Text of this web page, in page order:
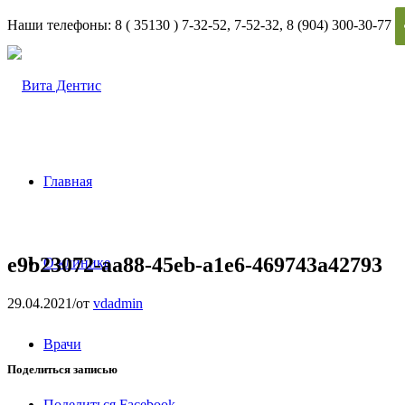
Наши телефоны: 8 ( 35130 ) 7-32-52, 7-52-32, 8 (904) 300-30-77
Главная
О клинике
Врачи
e9b23072-aa88-45eb-a1e6-469743a42793
29.04.2021/от vdadmin
Поделиться записью